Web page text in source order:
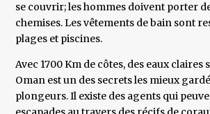
se couvrir; les hommes doivent porter
chemises. Les vêtements de bain sont
plages et piscines.
Avec 1700 Km de côtes, des eaux claires
Oman est un des secrets les mieux
plongeurs. Il existe des agents qui